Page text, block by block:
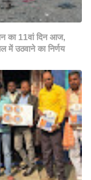
का 11वां दिन आज,
में उठवाने का निर्णय